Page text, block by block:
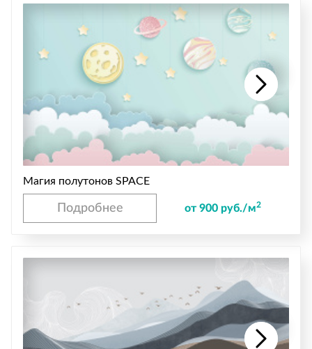
Магия полутонов SPACE
Подробнее от 900 руб./м2